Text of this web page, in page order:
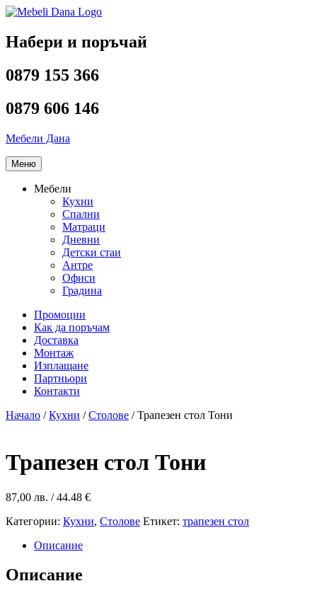
Напред
съдържанието
Набери и поръчай
0879 155 366
0879 606 146
Мебели Дана
Меню
Мебели
Кухни
Спални
Матраци
Дневни
Детски стаи
Антре
Офиси
Градина
Промоции
Как да поръчам
Доставка
Монтаж
Изплащане
Партньори
Контакти
Начало /Кухни /Столове / Трапезен стол Тони
Трапезен стол Тони
87,00 лв. / 44.48 €
Категории: Кухни, Столове Етикет: трапезен стол
Описание
Описание